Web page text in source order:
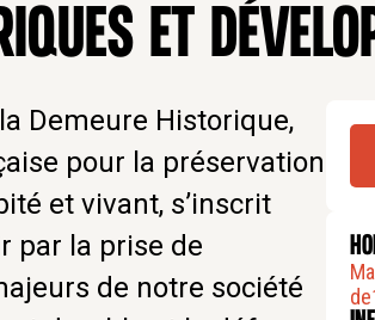
ET
Demeure Historique,
pour la préservation
et vivant, s’inscrit
par la prise de
de notre société
de